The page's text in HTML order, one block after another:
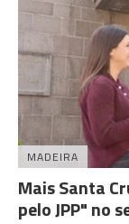
MADEIRA
Mais Santa
pelo JPP" no